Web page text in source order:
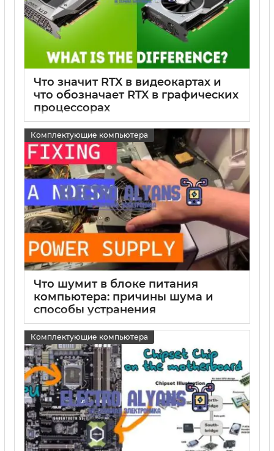
Что значит RTX в видеокартах и
что обозначает RTX в графических
процессорах
Комплектующие компьютера
Что шумит в блоке питания
компьютера: причины шума и
способы устранения
Комплектующие компьютера